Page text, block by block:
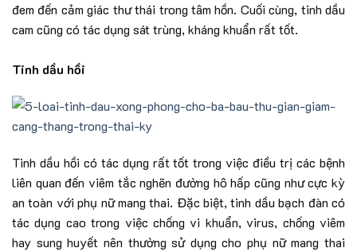
đem đến cảm giác thư thái trong tâm hồn. Cuối cùng, tinh dầu
cam cũng có tác dụng sát trùng, kháng khuẩn rất tốt.
Tinh dầu hồi
Tinh dầu hồi có tác dụng rất tốt trong việc điều trị các bệnh
liên quan đến viêm tắc nghẽn đường hô hấp cũng như cực kỳ
an toàn với phụ nữ mang thai. Đặc biệt, tinh dầu bạch đàn có
tác dụng cao trong việc chống vi khuẩn, virus, chống viêm
hay sung huyết nên thường sử dụng cho phụ nữ mang thai